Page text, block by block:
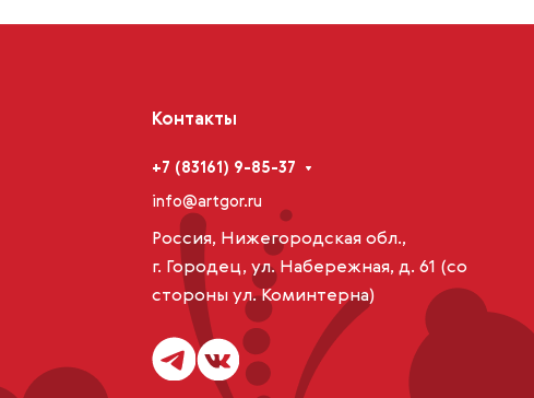
Контакты
+7 (83161) 9-85-37
info@artgor.ru
Россия, Нижегородская обл.,
г. Городец, ул. Набережная, д. 61 (со
стороны ул. Коминтерна)